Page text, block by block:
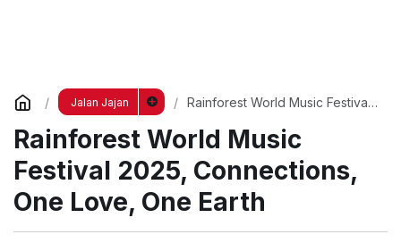
Jalan Jajan
Rainforest World Music Festival
One Earth
Rainforest World Music
Festival 2025, Connections,
One Love, One Earth